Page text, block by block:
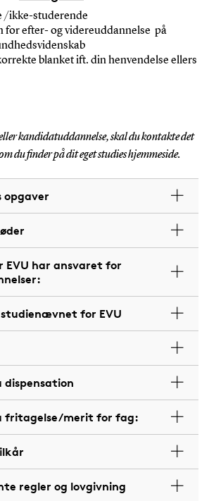
/ikke-studerende
for efter- og videreuddannelse på
blanket ift. din henvendelse ellers
kandidatuddannelse, skal du kontakte det
du finder på dit eget studies hjemmeside.
har ansvaret for
for EVU
dispensation
fritagelse/merit for fag:
regler og lovgivning